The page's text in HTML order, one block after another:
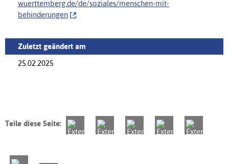
wuerttemberg.de/de/soziales/‌menschen-mit-
behinderungen
Zuletzt geändert am
25.02.2025
Teile diese Seite: